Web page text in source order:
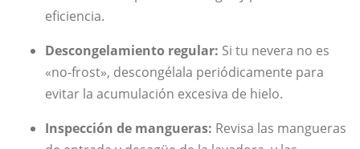
eficiencia.
Descongelamiento regular: Si tu nevera no es
«no-frost», descongélala periódicamente para
evitar la acumulación excesiva de hielo.
Inspección de mangueras: Revisa las mangueras